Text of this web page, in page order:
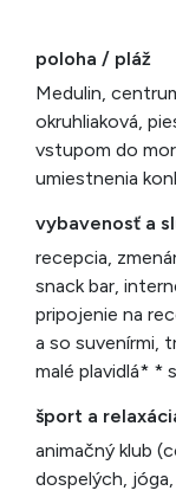
poloha / pláž
Medulin,
okruhliaková,
vstupom do
umiestnenia
vybavenosť a
recepcia,
snack bar,
pripojenie na
a so suvenírmi,
malé plavidlá* *
šport a
animačný klub
dospelých,